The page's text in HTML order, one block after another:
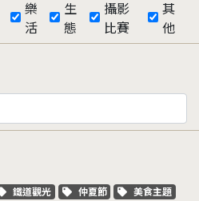
樂
活
生
態
攝影
比賽
其
他
關鍵字標籤
鐵道觀光 關鍵字標籤
仲夏節 關鍵字標籤
美食主題